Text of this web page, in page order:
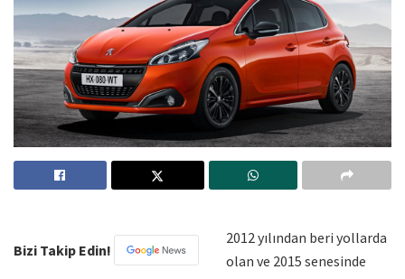
Bizi Takip Edin!
2012 yılından beri yollarda
olan ve 2015 senesinde